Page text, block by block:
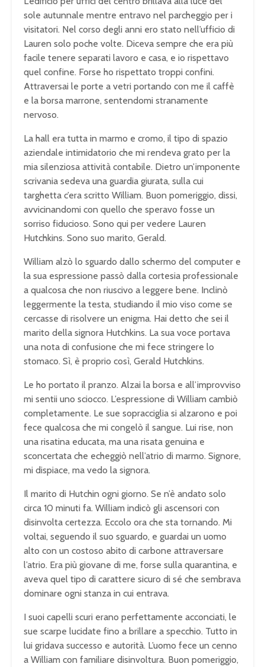
sole autunnale mentre entravo nel parcheggio per i
visitatori. Nel corso degli anni ero stato nell’ufficio di
Lauren solo poche volte. Diceva sempre che era più
facile tenere separati lavoro e casa, e io rispettavo
quel confine. Forse ho rispettato troppi confini.
Attraversai le porte a vetri portando con me il caffè
e la borsa marrone, sentendomi stranamente
nervoso.
La hall era tutta in marmo e cromo, il tipo di spazio
aziendale intimidatorio che mi rendeva grato per la
mia silenziosa attività contabile. Dietro un’imponente
scrivania sedeva una guardia giurata, sulla cui
targhetta c’era scritto William. Buon pomeriggio, dissi,
avvicinandomi con quello che speravo fosse un
sorriso fiducioso. Sono qui per vedere Lauren
Hutchkins. Sono suo marito, Gerald.
William alzò lo sguardo dallo schermo del computer e
la sua espressione passò dalla cortesia professionale
a qualcosa che non riuscivo a leggere bene. Inclinò
leggermente la testa, studiando il mio viso come se
cercasse di risolvere un enigma. Hai detto che sei il
marito della signora Hutchkins. La sua voce portava
una nota di confusione che mi fece stringere lo
stomaco. Sì, è proprio così, Gerald Hutchkins.
Le ho portato il pranzo. Alzai la borsa e all’improvviso
mi sentii uno sciocco. L’espressione di William cambiò
completamente. Le sue sopracciglia si alzarono e poi
fece qualcosa che mi congelò il sangue. Lui rise, non
una risatina educata, ma una risata genuina e
sconcertata che echeggiò nell’atrio di marmo. Signore,
mi dispiace, ma vedo la signora.
Il marito di Hutchin ogni giorno. Se n’è andato solo
circa 10 minuti fa. William indicò gli ascensori con
disinvolta certezza. Eccolo ora che sta tornando. Mi
voltai, seguendo il suo sguardo, e guardai un uomo
alto con un costoso abito di carbone attraversare
l’atrio. Era più giovane di me, forse sulla quarantina, e
aveva quel tipo di carattere sicuro di sé che sembrava
dominare ogni stanza in cui entrava.
I suoi capelli scuri erano perfettamente acconciati, le
sue scarpe lucidate fino a brillare a specchio. Tutto in
lui gridava successo e autorità. L’uomo fece un cenno
a William con familiare disinvoltura. Buon pomeriggio,